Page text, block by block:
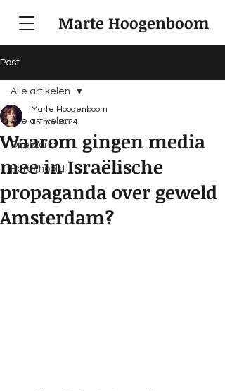
Marte Hoogenboom
Post
Alle artikelen
OneWorld
Hard//hoofd
Alle artikelen
Waarom gingen media
mee in Israëlische
propaganda over geweld
Amsterdam?
Marte Hoogenboom
15 nov 2024